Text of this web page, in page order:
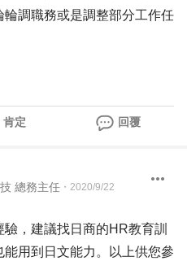
調職務或是調整部分工作任
肯定 回覆
總務主任 ・ 2020/9/22
，建議找日商的HR教育訓
用到日文能力。以上供您參